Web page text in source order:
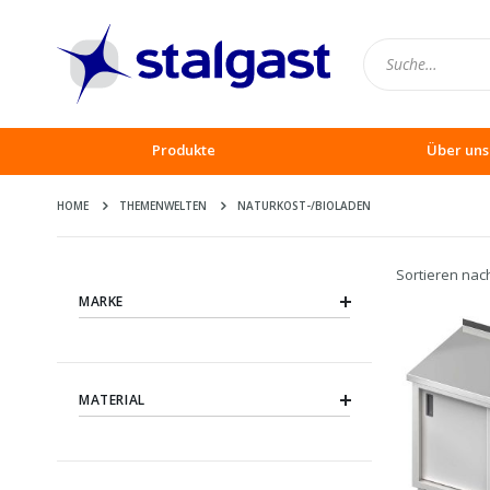
Produkte Über uns
HOME THEMENWELTEN NATURKOST-/BIOLADEN
Sortieren
MARKE
MATERIAL